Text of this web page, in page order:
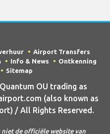
Airport Transfers
Info & News
Ontkenning
Sitemap
OU trading as
(also known as
/ All Rights Reserved.
niet de officiële website van